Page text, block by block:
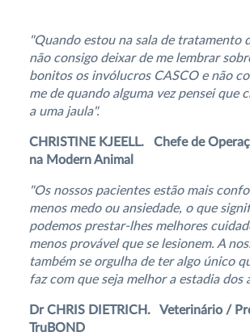
"Quando estou na sala de tratamento
não consigo deixar de me lembrar
bonitos os invólucros CASCO e não
me de quando alguma vez pensei que
a uma jaula".
CHRISTINE KJEELL. Chefe de
na Modern Animal
"Os nossos pacientes estão mais
menos medo ou ansiedade, o que
podemos prestar-lhes melhores
menos provável que se lesionem. A
também se orgulha de ter algo único
faz com que seja melhor a estadia dos
Dr CHRIS DIETRICH. Veterinário /
TruBOND